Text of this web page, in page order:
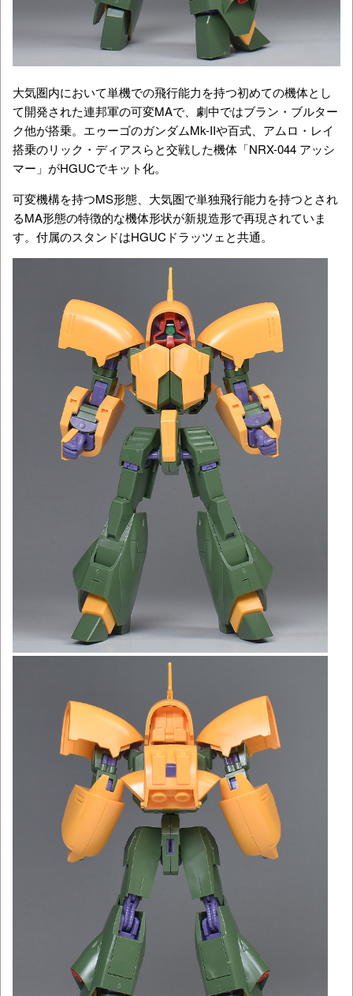
大気圏内において単機での飛行能力を持つ初めての機体とし
て開発された連邦軍の可変MAで、劇中ではブラン・ブルター
ク他が搭乗。エゥーゴのガンダムMk-IIや百式、アムロ・レイ
搭乗のリック・ディアスらと交戦した機体「NRX-044 アッシ
マー」がHGUCでキット化。
可変機構を持つMS形態、大気圏で単独飛行能力を持つとされ
るMA形態の特徴的な機体形状が新規造形で再現されていま
す。付属のスタンドはHGUCドラッツェと共通。